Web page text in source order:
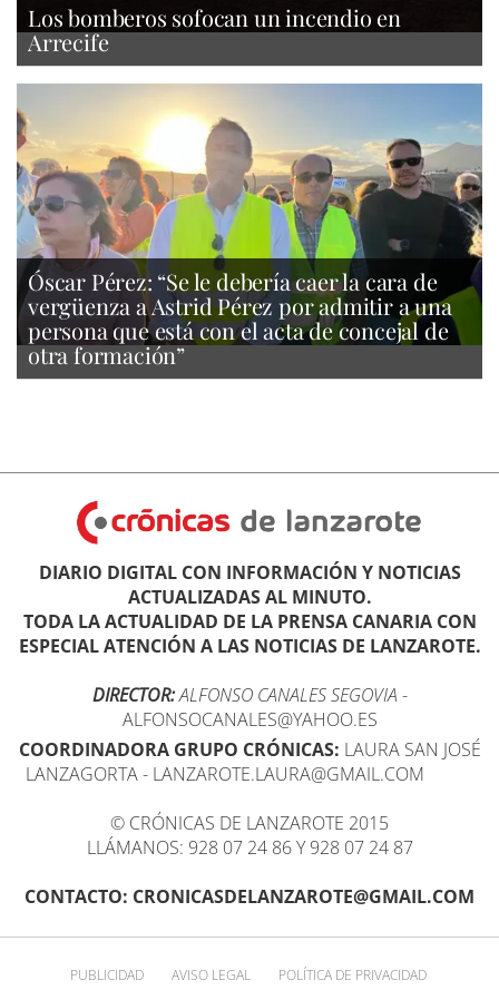
Los bomberos sofocan un incendio en
Arrecife
Óscar Pérez: “Se le debería caer la cara de
vergüenza a Astrid Pérez por admitir a una
persona que está con el acta de concejal de
otra formación”
DIARIO DIGITAL CON INFORMACIÓN Y NOTICIAS
ACTUALIZADAS AL MINUTO.
TODA LA ACTUALIDAD DE LA PRENSA CANARIA CON
ESPECIAL ATENCIÓN A LAS NOTICIAS DE LANZAROTE.
DIRECTOR:ALFONSO CANALES SEGOVIA -
ALFONSOCANALES@YAHOO.ES
COORDINADORA GRUPO CRÓNICAS: LAURA SAN JOSÉ
LANZAGORTA - LANZAROTE.LAURA@GMAIL.COM
© CRÓNICAS DE LANZAROTE 2015
LLÁMANOS: 928 07 24 86 Y 928 07 24 87
CONTACTO: CRONICASDELANZAROTE@GMAIL.COM
PUBLICIDAD AVISO LEGAL POLÍTICA DE PRIVACIDAD